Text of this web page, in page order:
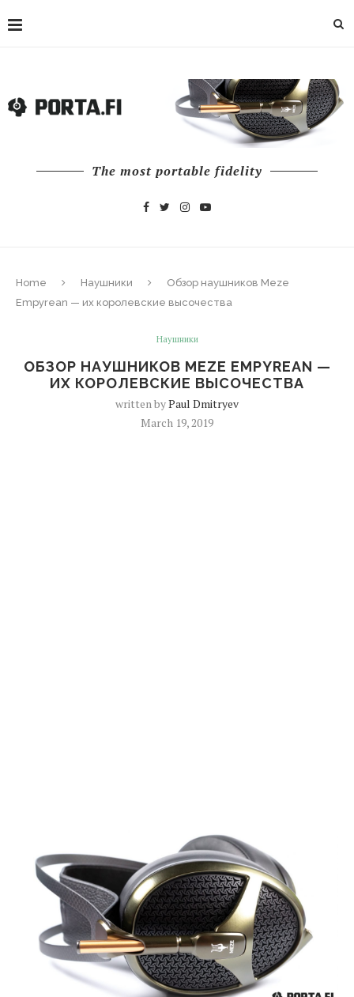
The most portable fidelity
Home Наушники
Обзор наушников Meze
Empyrean — их королевские высочества
Наушники
ОБЗОР НАУШНИКОВ MEZE EMPYREAN —
ИХ КОРОЛЕВСКИЕ ВЫСОЧЕСТВА
written byPaul Dmitryev
March 19, 2019